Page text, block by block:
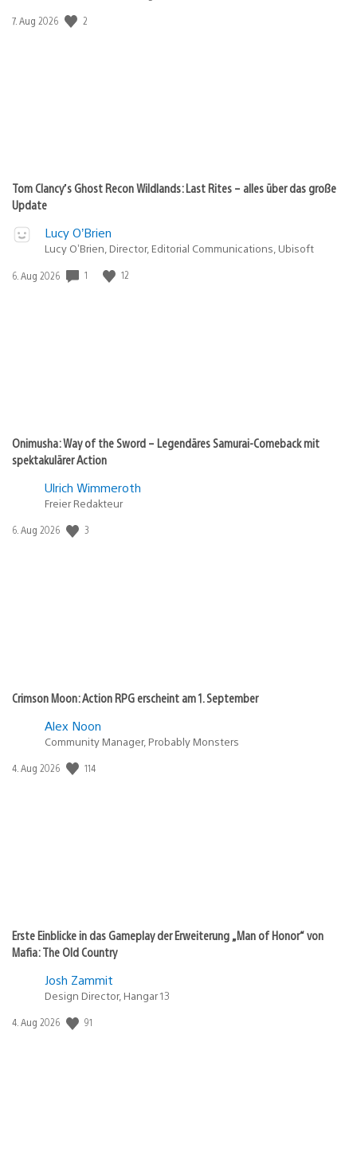
Veröffentlichungsdatum:
7. Aug 2026 2
Tom Clancy’s Ghost Recon Wildlands: Last Rites – alles über das große
Update
Lucy O’Brien
Lucy O’Brien, Director, Editorial Communications, Ubisoft
Veröffentlichungsdatum:
6. Aug 2026 1 12
Onimusha: Way of the Sword – Legendäres Samurai-Comeback mit
spektakulärer Action
Ulrich Wimmeroth
Freier Redakteur
Veröffentlichungsdatum:
6. Aug 2026 3
Crimson Moon: Action RPG erscheint am 1. September
Alex Noon
Community Manager, Probably Monsters
Veröffentlichungsdatum:
4. Aug 2026 114
Erste Einblicke in das Gameplay der Erweiterung „Man of Honor“ von
Mafia: The Old Country
Josh Zammit
Design Director, Hangar 13
Veröffentlichungsdatum:
4. Aug 2026 91